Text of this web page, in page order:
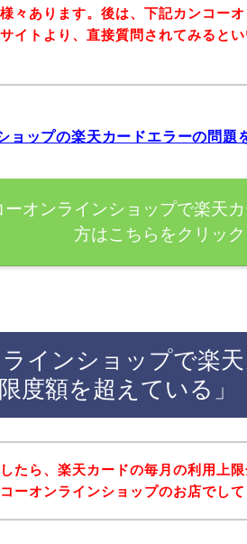
々あります。後は、下記カンコー
イトより、直接質問されてみると
ョップの楽天カードエラーの問題
ーオンラインショップで楽天
方はこちらをクリック
インショップで楽
度額を超えている」
たら、楽天カードの毎月の利用上
ーオンラインショップのお店でし